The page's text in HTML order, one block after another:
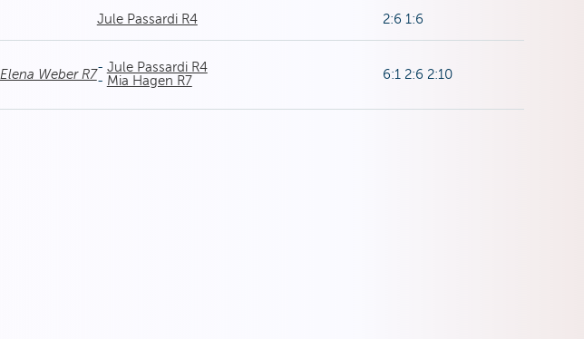
Jule Passardi R4 2:6 1:6
Elena Weber R7- Jule Passardi R4
- Mia Hagen R7 6:1 2:6 2:10